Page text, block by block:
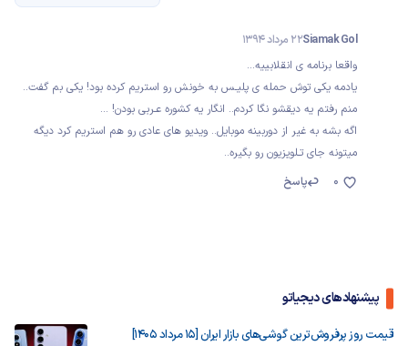
Siamak Gol22 مرداد 1394
واقعا برنامه ی انقلابییه...
یادمه یکی توش حمله ی پلیـس به خونش رو استریم کرده بود! یکی بم گفت..
منم رفتم یه دیقشو نگا کردم.. انگار یه کشوره عـربی بودن! ...
اگه بشه به غیر از دوربینه‌ موبایل.. ویدیو های عادی رو هم استریم کرد دیگه
میتونه جای تـلویزیون رو بگیره..
پاسخ
0
پیشنهادهای دیجیاتو
قیمت روز پرفروش‌ترین گوشی‌های بازار ایران [15 مرداد 1405]